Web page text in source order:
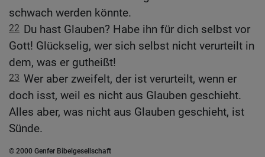
schwach werden könnte.
22 Du hast Glauben? Habe ihn für dich selbst vor
Gott! Glückselig, wer sich selbst nicht verurteilt in
dem, was er gutheißt!
23 Wer aber zweifelt, der ist verurteilt, wenn er
doch isst, weil es nicht aus Glauben geschieht.
Alles aber, was nicht aus Glauben geschieht, ist
Sünde.
© 2000 Genfer Bibelgesellschaft